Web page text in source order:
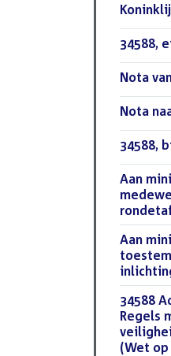
34588,
Nota
Nota
34588,
bestand:
Aan
bestand:
Aan
34588
Regels
(Wet